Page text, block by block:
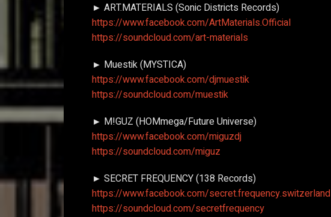
► ART.MATERIALS (Sonic Districts Records)
https://www.facebook.com/ArtMaterials.Official
https://soundcloud.com/art-materials
► Muestik (MYSTICA)
https://www.facebook.com/djmuestik
https://soundcloud.com/muestik
► M!GUZ (HOMmega/Future Universe)
https://www.facebook.com/miguzdj
https://soundcloud.com/miguz
► SECRET FREQUENCY (138 Records)
https://www.facebook.com/secret.frequency.switzerland
https://soundcloud.com/secretfrequency